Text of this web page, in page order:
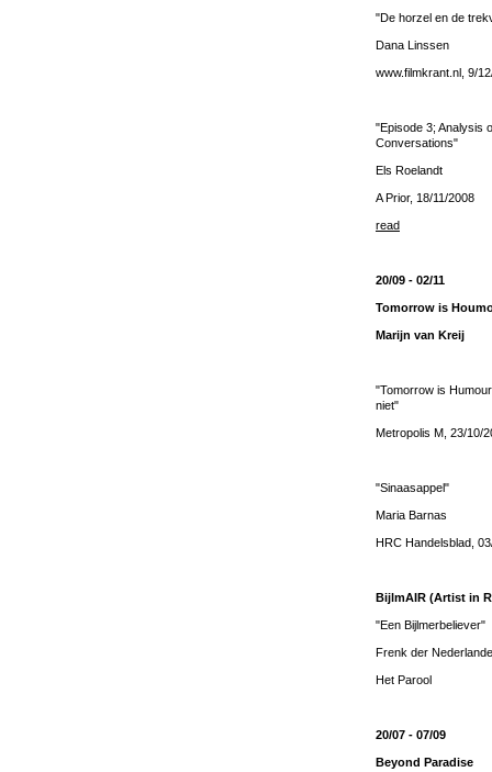
"De horzel en de
Dana Linssen
www.filmkrant.nl, 9/
"Episode 3; Analysis
Conversations"
Els Roelandt
A Prior, 18/11/2008
read
20/09 - 02/11
Tomorrow is
Marijn van Kreij
"Tomorrow is
niet"
Metropolis M, 23/10/
"Sinaasappel"
Maria Barnas
HRC Handelsblad,
BijlmAIR (Artist in
"Een Bijlmerbeliever"
Frenk der
Het Parool
20/07 - 07/09
Beyond Paradise